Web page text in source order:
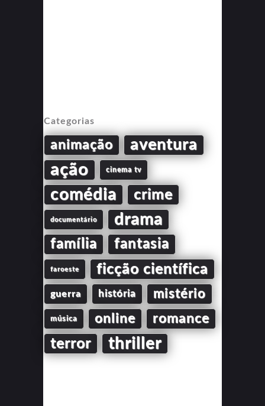
Categorias
animação aventura
ação cinema tv
comédia crime
documentário drama
família fantasia
faroeste ficção científica
guerra história mistério
música online romance
terror thriller